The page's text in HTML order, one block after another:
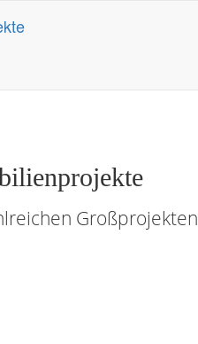
Großprojekten